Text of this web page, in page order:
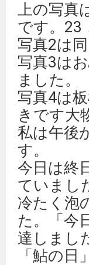
上の写真
です。23
写真2は
写真3は
ました。
写真4は
きです大
私は午後
す。
今日は終
ていまし
冷たく泡
た。「今
達しまし
「鮎の